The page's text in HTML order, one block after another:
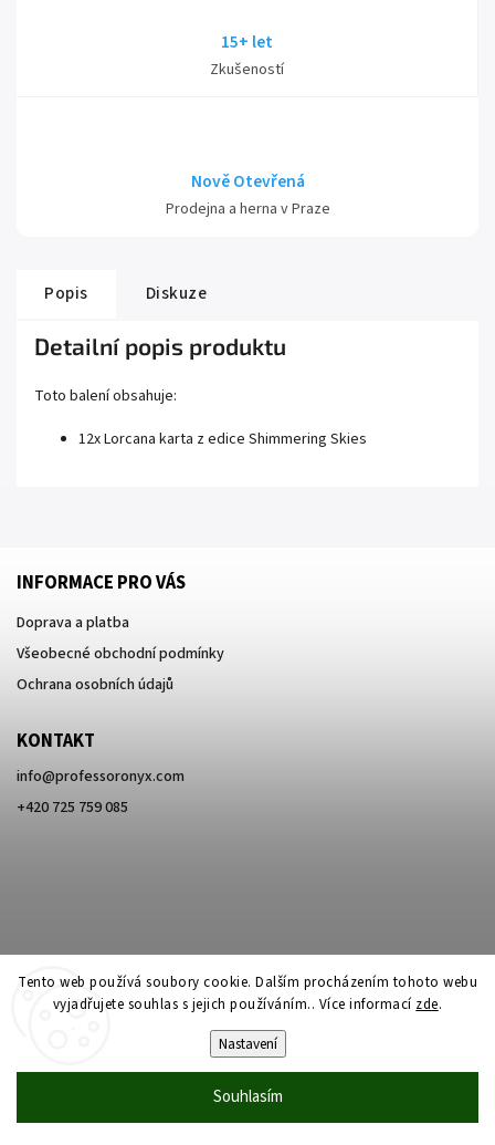
Tento web používá soubory cookie. Dalším procházením tohoto webu
vyjadřujete souhlas s jejich používáním.. Více informací zde.
Nastavení
Souhlasím
15+ let
Zkušeností
Nově Otevřená
Prodejna a herna v Praze
Popis Diskuze
Detailní popis produktu
Toto balení obsahuje:
12x Lorcana karta z edice Shimmering Skies
INFORMACE PRO VÁS
Doprava a platba
Všeobecné obchodní podmínky
Ochrana osobních údajů
KONTAKT
info@professoronyx.com
+420 725 759 085
Professor Onyx. Všechna práva vyhrazena.